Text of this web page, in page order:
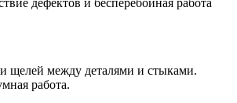
и щелей между деталями и стыками.
работа.